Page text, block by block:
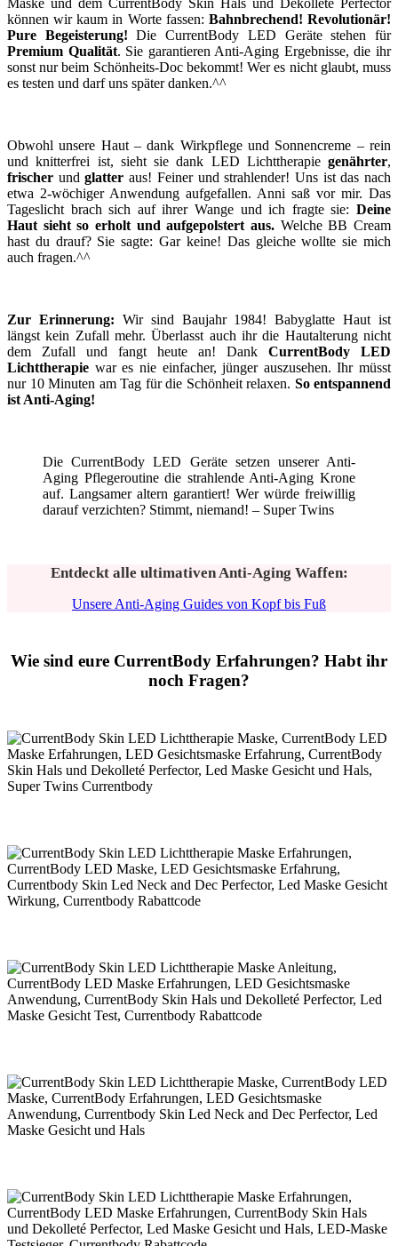
können wir kaum in Worte fassen: Bahnbrechend! Revolutionär!
Pure Begeisterung! Die CurrentBody LED Geräte stehen für
Premium Qualität. Sie garantieren Anti-Aging Ergebnisse, die ihr
sonst nur beim Schönheits-Doc bekommt! Wer es nicht glaubt, muss
es testen und darf uns später danken.^^
Obwohl unsere Haut – dank Wirkpflege und Sonnencreme – rein
und knitterfrei ist, sieht sie dank LED Lichttherapie genährter,
frischer undglatter aus! Feiner und strahlender! Uns ist das nach
etwa 2-wöchiger Anwendung aufgefallen. Anni saß vor mir. Das
Tageslicht brach sich auf ihrer Wange und ich fragte sie: Deine
Haut sieht so erholt und aufgepolstert aus. Welche BB Cream
hast du drauf? Sie sagte: Gar keine! Das gleiche wollte sie mich
auch fragen.^^
Zur Erinnerung: Wir sind Baujahr 1984! Babyglatte Haut ist
längst kein Zufall mehr. Überlasst auch ihr die Hautalterung nicht
dem Zufall und fangt heute an! Dank CurrentBody LED
Lichttherapie war es nie einfacher, jünger auszusehen. Ihr müsst
nur 10 Minuten am Tag für die Schönheit relaxen. So entspannend
ist Anti-Aging!
Die CurrentBody LED Geräte setzen unserer Anti-
Aging Pflegeroutine die strahlende Anti-Aging Krone
auf. Langsamer altern garantiert! Wer würde freiwillig
darauf verzichten? Stimmt, niemand! – Super Twins
Entdeckt alle ultimativen Anti-Aging Waffen:
Unsere Anti-Aging Guides von Kopf bis Fuß
Wie sind eure CurrentBody Erfahrungen? Habt ihr
noch Fragen?